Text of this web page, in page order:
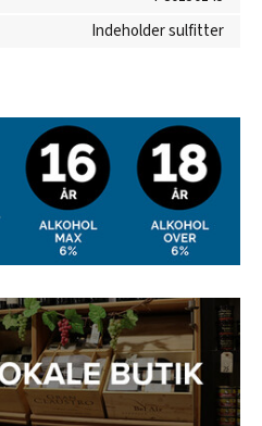
Indeholder sulfitter